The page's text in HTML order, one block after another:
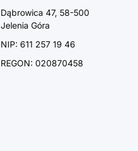
Dąbrowica 47, 58-500
Jelenia Góra
NIP: 611 257 19 46
REGON: 020870458